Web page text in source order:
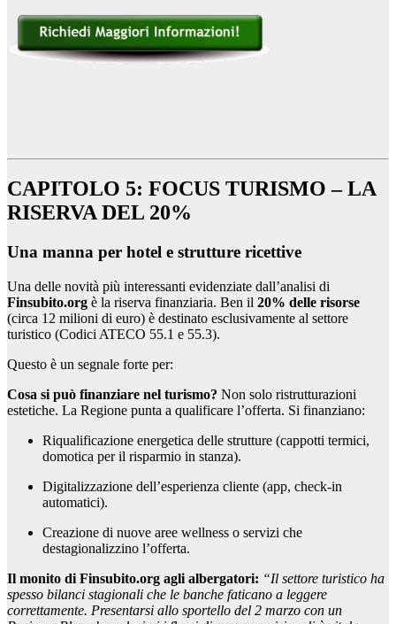
CAPITOLO 5: FOCUS TURISMO – LA
RISERVA DEL 20%
Una manna per hotel e strutture ricettive
Una delle novità più interessanti evidenziate dall’analisi di
Finsubito.org è la riserva finanziaria. Ben il 20% delle risorse
(circa 12 milioni di euro) è destinato esclusivamente al settore
turistico (Codici ATECO 55.1 e 55.3).
Questo è un segnale forte per:
Cosa si può finanziare nel turismo? Non solo ristrutturazioni
estetiche. La Regione punta a qualificare l’offerta. Si finanziano:
Riqualificazione energetica delle strutture (cappotti termici,
domotica per il risparmio in stanza).
Digitalizzazione dell’esperienza cliente (app, check-in
automatici).
Creazione di nuove aree wellness o servizi che
destagionalizzino l’offerta.
Il monito di Finsubito.org agli albergatori: “Il settore turistico ha
spesso bilanci stagionali che le banche faticano a leggere
correttamente. Presentarsi allo sportello del 2 marzo con un